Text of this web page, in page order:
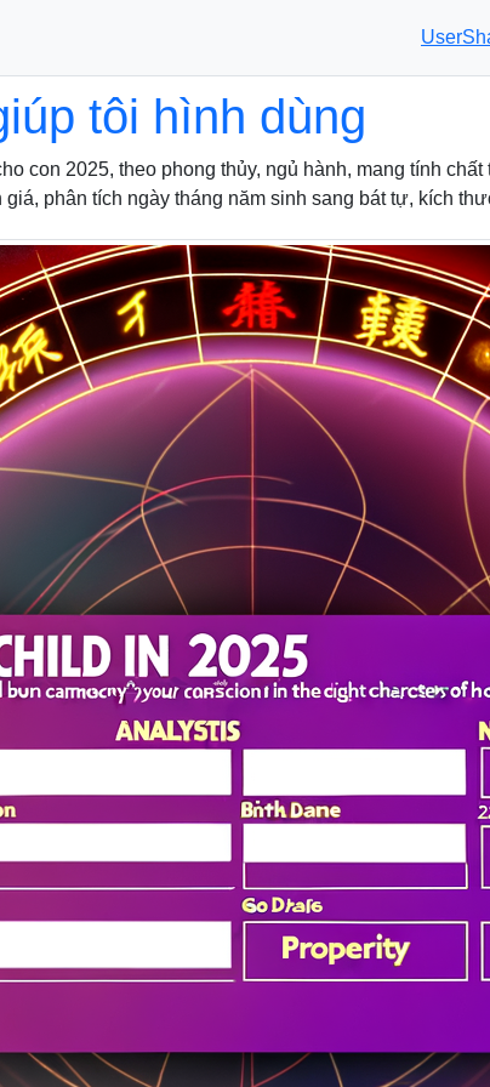
tôi hình dùng
con 2025, theo phong thủy, ngủ hành, mang tính
phân tích ngày tháng năm sinh sang bát tự, kích